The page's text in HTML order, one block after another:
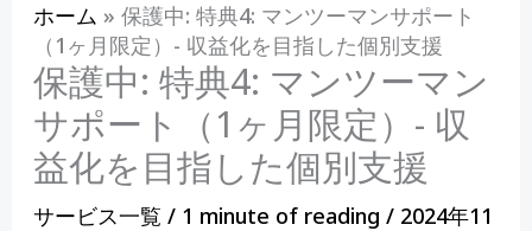
ホーム » 保護中: 特典4: マンツーマンサポート
（1ヶ月限定）- 収益化を目指した個別支援
保護中: 特典4: マンツーマン
サポート（1ヶ月限定）- 収
益化を目指した個別支援
サービス一覧 / 1 minute of reading / 2024年11